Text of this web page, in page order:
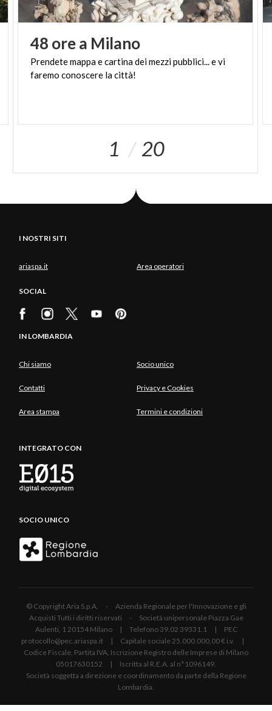
48 orea Milano
Prendetemappaecartinadeimezzipubblici...evi
faremo conoscere lacittà!
1 20
I NOSTRI SITI
ariaspa.it Area operatori
SOCIAL
IN LOMBARDIA
Chi siamo Socio unico
Contatti Privacy e Cookies
Area stampa Termini e condizioni
INTEGRATO CON
SOCIO UNICO
© Copyright Aria S.p.A. - Azienda Regionale per l'Innovazione e gli
Acquisti Tutti i diritti riservati - Società unipersonale Piazza Gae
Aulenti, 1 20154 Milano | Telefono 39.02 39331.1 | PEC
protocollo@pec.ariaspa.it | Capitale sociale 25.000.000,00 € i.v. |
Codice Fiscale, Partita IVA, Iscrizione Registro delle Imprese di Milano
05017630152 | Iscritta al R.E.A. al n°1096149.
Società soggetta a direzione e coordinamento da parte della Regione
Lombardia.